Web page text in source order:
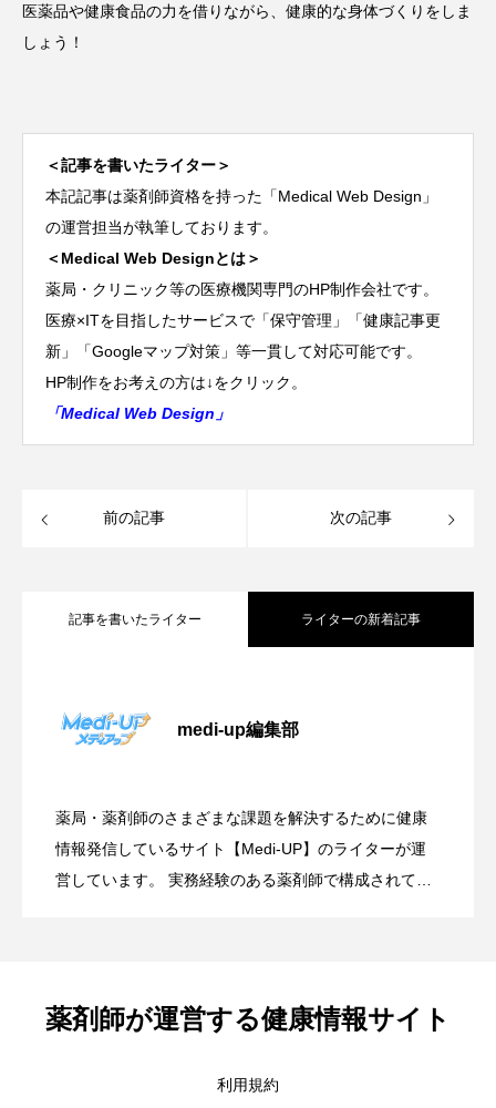
医薬品や健康食品の力を借りながら、健康的な身体づくりをしま
しょう！
＜記事を書いたライター＞
本記記事は薬剤師資格を持った「Medical Web Design」
の運営担当が執筆しております。
＜Medical Web Designとは＞
薬局・クリニック等の医療機関専門のHP制作会社です。
医療×ITを目指したサービスで「保守管理」「健康記事更
新」「Googleマップ対策」等一貫して対応可能です。
HP制作をお考えの方は↓をクリック。
「Medical Web Design」
前の記事 次の記事
記事を書いたライター ライターの新着記事
medi-up編集部
薬局・薬剤師のさまざまな課題を解決するために健康
情報発信しているサイト【Medi-UP】のライターが運
営しています。 実務経験のある薬剤師で構成されてお
対策を薬剤師が解説
寒暖差が体に与える影響とは？春先に急
策
薬剤師が運営する健康情報サイト
利用規約